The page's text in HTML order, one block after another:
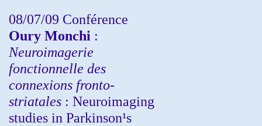
08/07/09 Conférence
Oury Monchi :
Neuroimagerie
fonctionnelle des
connexions fronto-
striatales : Neuroimaging
studies in Parkinson¹s